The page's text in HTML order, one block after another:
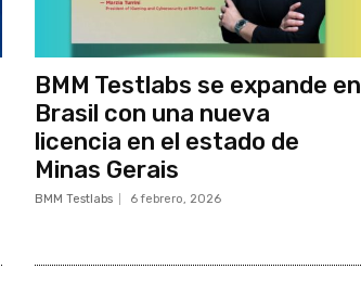
BMM Testlabs se expande en
Brasil con una nueva
licencia en el estado de
Minas Gerais
BMM Testlabs 6 febrero, 2026